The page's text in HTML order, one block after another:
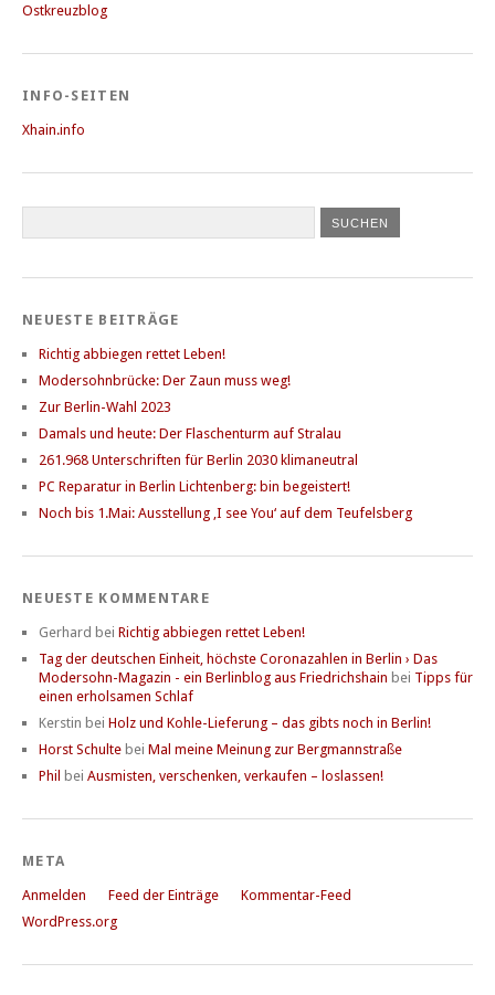
Ostkreuzblog
INFO-SEITEN
Xhain.info
NEUESTE BEITRÄGE
Richtig abbiegen rettet Leben!
Modersohnbrücke: Der Zaun muss weg!
Zur Berlin-Wahl 2023
Damals und heute: Der Flaschenturm auf Stralau
261.968 Unterschriften für Berlin 2030 klimaneutral
PC Reparatur in Berlin Lichtenberg: bin begeistert!
Noch bis 1.Mai: Ausstellung ‚I see You‘ auf dem Teufelsberg
NEUESTE KOMMENTARE
Gerhard bei Richtig abbiegen rettet Leben!
Tag der deutschen Einheit, höchste Coronazahlen in Berlin › Das
Modersohn-Magazin - ein Berlinblog aus Friedrichshain bei Tipps für
einen erholsamen Schlaf
Kerstin bei Holz und Kohle-Lieferung – das gibts noch in Berlin!
Horst Schulte bei Mal meine Meinung zur Bergmannstraße
Phil bei Ausmisten, verschenken, verkaufen – loslassen!
META
Anmelden Feed der Einträge
Kommentar-Feed
WordPress.org